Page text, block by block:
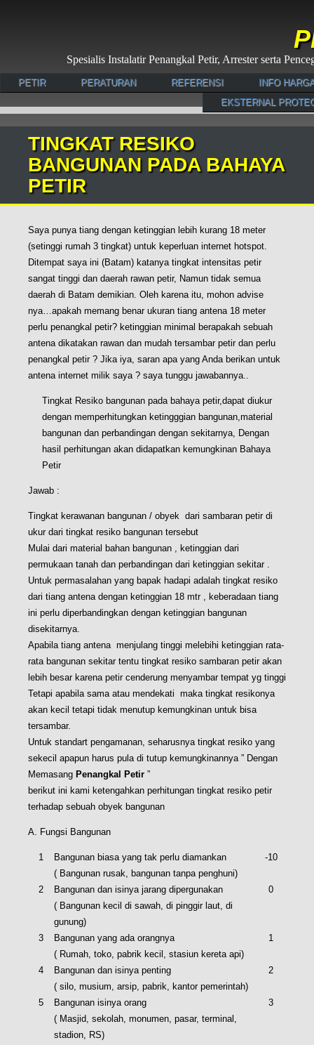
Spesialis Instalatir Penangkal Petir, Arrester serta
PETIR PERATURAN REFERENSI
INFO
EKSTERNAL
TINGKAT RESIKO
BANGUNAN PADA BAHAYA
PETIR
Saya punya tiang dengan ketinggian lebih kurang 18 meter
(setinggi rumah 3 tingkat) untuk keperluan internet hotspot.
Ditempat saya ini (Batam) katanya tingkat intensitas petir
sangat tinggi dan daerah rawan petir, Namun tidak semua
daerah di Batam demikian. Oleh karena itu, mohon advise
nya…apakah memang benar ukuran tiang antena 18 meter
perlu penangkal petir? ketinggian minimal berapakah sebuah
antena dikatakan rawan dan mudah tersambar petir dan perlu
penangkal petir ? Jika iya, saran apa yang Anda berikan untuk
antena internet milik saya ? saya tunggu jawabannya..
Tingkat Resiko bangunan pada bahaya petir,dapat diukur
dengan memperhitungkan ketingggian bangunan,material
bangunan dan perbandingan dengan sekitarnya, Dengan
hasil perhitungan akan didapatkan kemungkinan Bahaya
Petir
Jawab :
Tingkat kerawanan bangunan / obyek dari sambaran petir di
ukur dari tingkat resiko bangunan tersebut
Mulai dari material bahan bangunan , ketinggian dari
permukaan tanah dan perbandingan dari ketinggian sekitar .
Untuk permasalahan yang bapak hadapi adalah tingkat resiko
dari tiang antena dengan ketinggian 18 mtr , keberadaan tiang
ini perlu diperbandingkan dengan ketinggian bangunan
disekitarnya.
Apabila tiang antena menjulang tinggi melebihi ketinggian rata-
rata bangunan sekitar tentu tingkat resiko sambaran petir akan
lebih besar karena petir cenderung menyambar tempat yg tinggi
Tetapi apabila sama atau mendekati maka tingkat resikonya
akan kecil tetapi tidak menutup kemungkinan untuk bisa
tersambar.
Untuk standart pengamanan, seharusnya tingkat resiko yang
sekecil apapun harus pula di tutup kemungkinannya ” Dengan
Memasang Penangkal Petir ”
berikut ini kami ketengahkan perhitungan tingkat resiko petir
terhadap sebuah obyek bangunan
A. Fungsi Bangunan
1
Bangunan biasa yang tak perlu diamankan
( Bangunan rusak, bangunan tanpa penghuni)
-10
2
Bangunan dan isinya jarang dipergunakan
( Bangunan kecil di sawah, di pinggir laut, di
gunung)
0
3
Bangunan yang ada orangnya
( Rumah, toko, pabrik kecil, stasiun kereta api)
1
4
Bangunan dan isinya penting
( silo, musium, arsip, pabrik, kantor pemerintah)
2
5
Bangunan isinya orang
( Masjid, sekolah, monumen, pasar, terminal,
stadion, RS)
3